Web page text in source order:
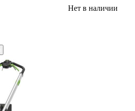
Нет в наличии